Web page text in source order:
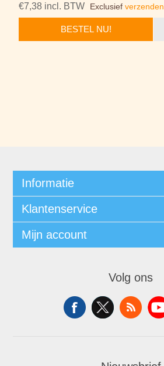
€7,38 incl. BTW Exclusiefverzenden
BESTEL NU!
Informatie
Klantenservice
Mijn account
Volg ons